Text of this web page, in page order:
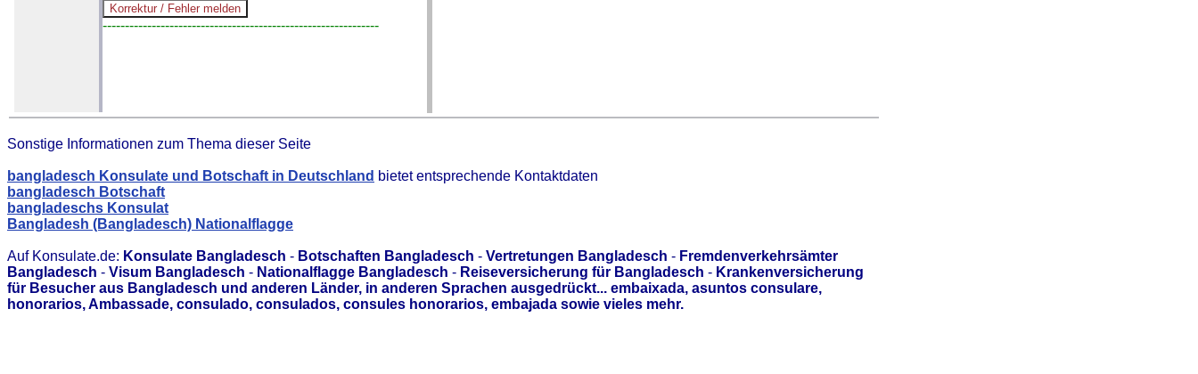
--------------------------------------------------------------
Sonstige Informationen zum Thema dieser Seite
bangladesch Konsulate und Botschaft in Deutschland bietet entsprechende Kontaktdaten
bangladesch Botschaft
bangladeschs Konsulat
Bangladesh (Bangladesch) Nationalflagge
Auf Konsulate.de: Konsulate Bangladesch - Botschaften Bangladesch - Vertretungen Bangladesch - Fremdenverkehrsämter
Bangladesch - Visum Bangladesch - Nationalflagge Bangladesch - Reiseversicherung für Bangladesch - Krankenversicherung
für Besucher aus Bangladesch und anderen Länder, in anderen Sprachen ausgedrückt... embaixada, asuntos consulare,
honorarios, Ambassade, consulado, consulados, consules honorarios, embajada sowie vieles mehr.